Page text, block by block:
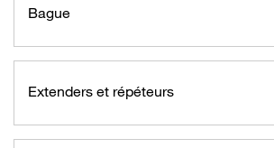
Bague
Extenders et répéteurs